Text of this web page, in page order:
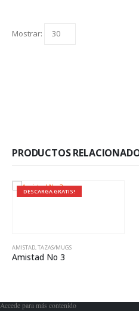
Mostrar:
PRODUCTOS
DESCARGA GRATIS!
AMISTAD,TAZAS/MUGS
Amistad No 3
Accede para más contenido